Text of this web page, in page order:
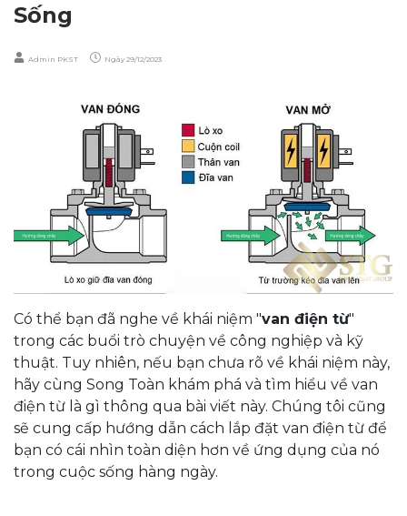
Sống
Admin PKST Ngày 29/12/2023
Có thể bạn đã nghe về khái niệm "van điện từ"
trong các buổi trò chuyện về công nghiệp và kỹ
thuật. Tuy nhiên, nếu bạn chưa rõ về khái niệm này,
hãy cùng Song Toàn khám phá và tìm hiểu về van
điện từ là gì thông qua bài viết này. Chúng tôi cũng
sẽ cung cấp hướng dẫn cách lắp đặt van điện từ để
bạn có cái nhìn toàn diện hơn về ứng dụng của nó
trong cuộc sống hàng ngày.